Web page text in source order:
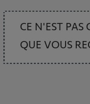
CE N'EST PAS
QUE VOUS